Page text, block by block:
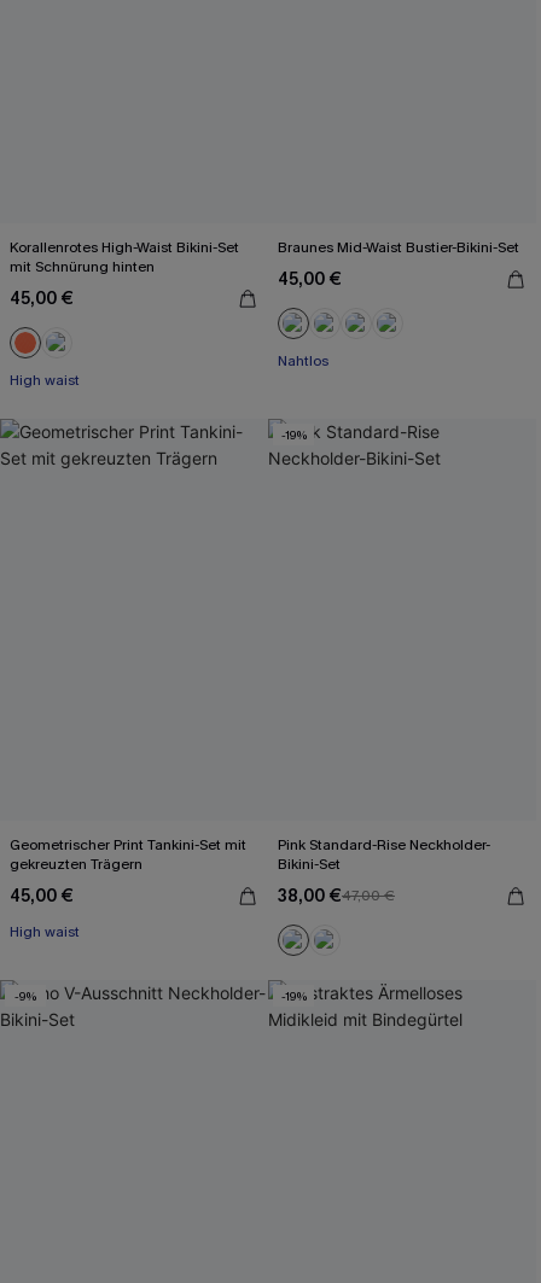
Korallenrotes High-Waist Bikini-Set
mit Schnürung hinten
45,00 €
High waist
Braunes Mid-Waist Bustier-Bikini-Set
45,00 €
Mit Gratis-Maßband
Nahtlos
Geometrischer Print Tankini-Set mit
gekreuzten Trägern
45,00 €
High waist
-19%
Pink Standard-Rise Neckholder-
Bikini-Set
38,00 €47,00 €
-9% -19%